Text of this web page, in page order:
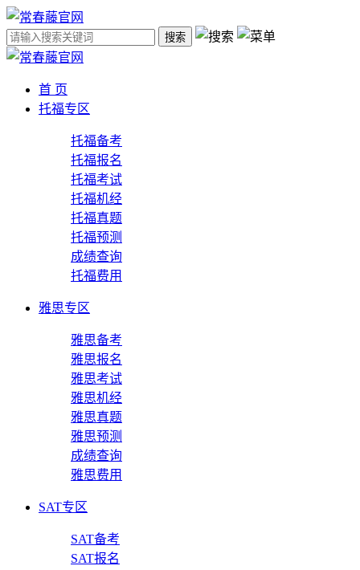
搜索
首 页
托福专区
托福备考
托福报名
托福考试
托福机经
托福真题
托福预测
成绩查询
托福费用
雅思专区
雅思备考
雅思报名
雅思考试
雅思机经
雅思真题
雅思预测
成绩查询
雅思费用
SAT专区
SAT备考
SAT报名